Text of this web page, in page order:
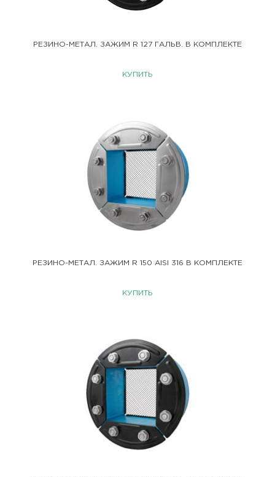
РЕЗИНО-МЕТАЛ. ЗАЖИМ R 127 ГАЛЬВ. В КОМПЛЕКТЕ
КУПИТЬ
РЕЗИНО-МЕТАЛ. ЗАЖИМ R 150 AISI 316 В КОМПЛЕКТЕ
КУПИТЬ